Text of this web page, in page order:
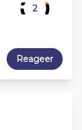
2
Reageer